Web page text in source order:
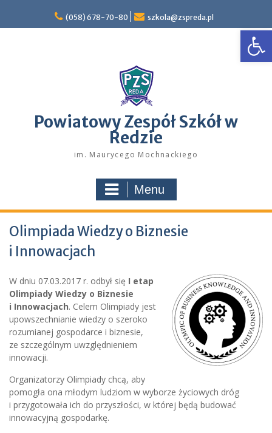
content
(058) 678-70-80 szkola@zspreda.pl
Powiatowy Zespół Szkół w
Redzie
im. Maurycego Mochnackiego
Menu
Olimpiada Wiedzy o Biznesie
i Innowacjach
W dniu 07.03.2017 r. odbył się I etap
Olimpiady Wiedzy o Biznesie
i Innowacjach. Celem Olimpiady jest
upowszechnianie wiedzy o szeroko
rozumianej gospodarce i biznesie,
ze szczególnym uwzględnieniem
innowacji.
Organizatorzy Olimpiady chcą, aby
pomogła ona młodym ludziom w wyborze życiowych dróg
i przygotowała ich do przyszłości, w której będą budować
innowacyjną gospodarkę.